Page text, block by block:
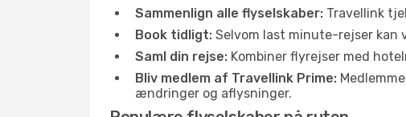
Sammenlign alle flyselskaber: Travellink
Book tidligt: Selvom last minute-rejser
Saml din rejse: Kombiner flyrejser med
Bliv medlem af Travellink Prime:
ændringer og aflysninger.